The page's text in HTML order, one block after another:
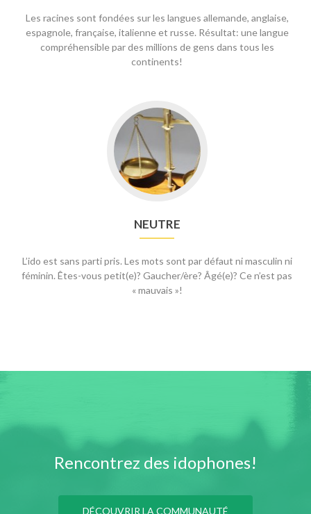
Les racines sont fondées sur les langues allemande, anglaise,
espagnole, française, italienne et russe. Résultat: une langue
compréhensible par des millions de gens dans tous les
continents!
NEUTRE
L’ido est sans parti pris. Les mots sont par défaut ni masculin ni
féminin. Êtes-vous petit(e)? Gaucher/ère? Âgé(e)? Ce n’est pas
« mauvais »!
Rencontrez des idophones!
DÉCOUVRIR LA COMMUNAUTÉ